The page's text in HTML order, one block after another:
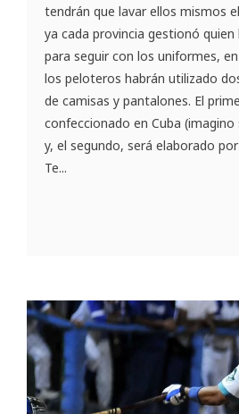
tendrán que lavar ellos mismos
ya cada provincia gestionó quien
para seguir con los uniformes,
los peloteros habrán utilizado
de camisas y pantalones. El
confeccionado en Cuba (imagino
y, el segundo, será elaborado
Te...